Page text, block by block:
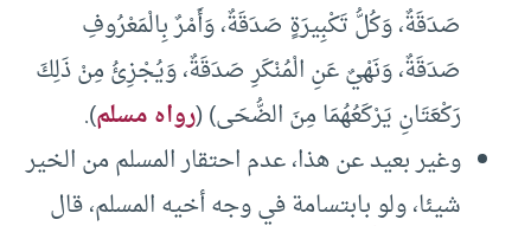
صَدَقَةٌ، وَكُلُّ تَكْبِيرَةٍ صَدَقَةٌ، وَأَمْرٌ بِالْمَعْرُوفِ
صَدَقَةٌ، وَنَهْيٌ عَنِ الْمُنْكَرِ صَدَقَةٌ، وَيُجْزِئُ مِنْ ذَلِكَ
رَكْعَتَانِ يَرْكَعُهُمَا مِنَ الضُّحَى) (رواه مسلم).
وغير بعيد عن هذا، عدم احتقار المسلم من الخير
شيئا، ولو بابتسامة في وجه أخيه المسلم، قال